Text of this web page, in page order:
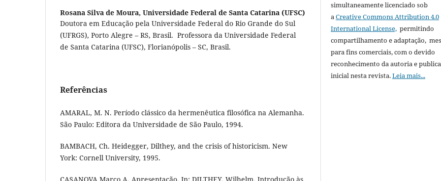
Rosana Silva de Moura, Universidade Federal de Santa Catarina (UFSC)
Doutora em Educação pela Universidade Federal do Rio Grande do Sul
(UFRGS), Porto Alegre – RS, Brasil. Professora da Universidade Federal
de Santa Catarina (UFSC), Florianópolis – SC, Brasil.
Referências
AMARAL, M. N. Período clássico da hermenêutica filosófica na Alemanha.
São Paulo: Editora da Universidade de São Paulo, 1994.
BAMBACH, Ch. Heidegger, Dilthey, and the crisis of historicism. New
York: Cornell University, 1995.
simultaneamente licenciado sob
aCreative Commons Attribution 4.0
International License, permitindo
compartilhamento e adaptação,
para fins comerciais, com o devido
reconhecimento da autoria e
inicial nesta revista.Leia mais...